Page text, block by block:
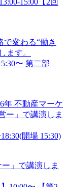
15:00【2回
で変わる“働き
ます。
〜 第二部
年 不動産マーケ
ー」で講演しま
開場 15:30)
」で講演しま